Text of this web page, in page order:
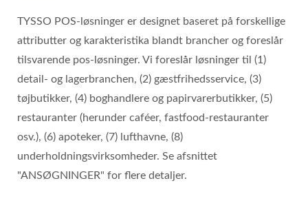
TYSSO POS-løsninger er designet baseret på forskellige
attributter og karakteristika blandt brancher og foreslår
tilsvarende pos-løsninger. Vi foreslår løsninger til (1)
detail- og lagerbranchen, (2) gæstfrihedsservice, (3)
tøjbutikker, (4) boghandlere og papirvarerbutikker, (5)
restauranter (herunder caféer, fastfood-restauranter
osv.), (6) apoteker, (7) lufthavne, (8)
underholdningsvirksomheder. Se afsnittet
"ANSØGNINGER" for flere detaljer.